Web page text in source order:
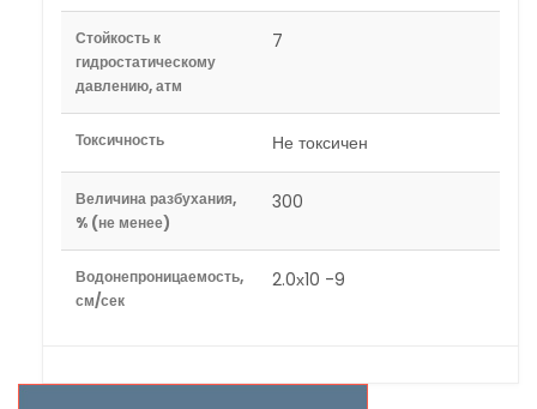
Стойкость к
гидростатическому
давлению, атм
7
Токсичность Не токсичен
Величина разбухания,
% (не менее)
300
Водонепроницаемость,
см/сек
2.0х10 -9